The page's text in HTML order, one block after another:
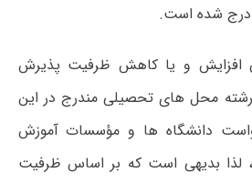
شده است.
افزایش و یا کاهش ظرفیت پذیرش
محل های تحصیلی مندرج در این
دانشگاه ها و مؤسسات آموزش
لذا بدیهی است که بر اساس ظرفیت